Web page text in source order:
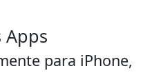
Apps
para iPhone,